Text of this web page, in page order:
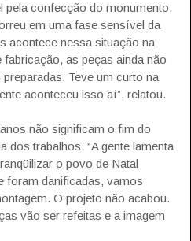
pela confecção do monumento.
em uma fase sensível da
acontece nessa situação na
as peças ainda não
Teve um curto na
aconteceu isso aí”, relatou.
não significam o fim do
dos trabalhos. “A gente lamenta
o povo de Natal
foram danificadas, vamos
O projeto não acabou.
vão ser refeitas e a imagem